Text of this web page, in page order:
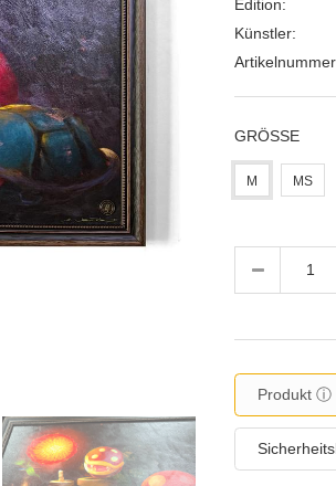
Edition:
Künstler:
GRÖSSE
M MS
Produkt ⓘ